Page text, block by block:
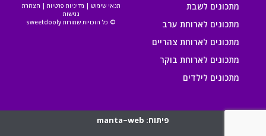
מתכונים לשבת
מתכונים לארוחת ערב
מתכונים לארוחת צהריים
מתכונים לארוחת בוקר
מתכונים לילדים
תנאי שימוש | מדיניות פרטיות | הצהרת
נגישות
© כל הזכויות שמורות sweetdooly
פיתוח: manta~web